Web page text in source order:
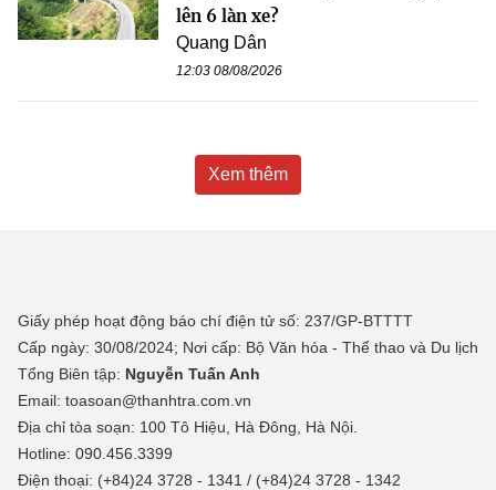
lên 6 làn xe?
Quang Dân
12:03 08/08/2026
Xem thêm
Giấy phép hoạt động báo chí điện tử số: 237/GP-BTTTT
Cấp ngày: 30/08/2024; Nơi cấp: Bộ Văn hóa - Thể thao và Du lịch
Tổng Biên tập: Nguyễn Tuấn Anh
Email: toasoan@thanhtra.com.vn
Địa chỉ tòa soạn: 100 Tô Hiệu, Hà Đông, Hà Nội.
Hotline: 090.456.3399
Điện thoại: (+84)24 3728 - 1341 / (+84)24 3728 - 1342